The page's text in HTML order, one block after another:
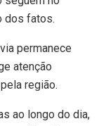
dos fatos.
permanece
atenção
região.
ao longo do dia,